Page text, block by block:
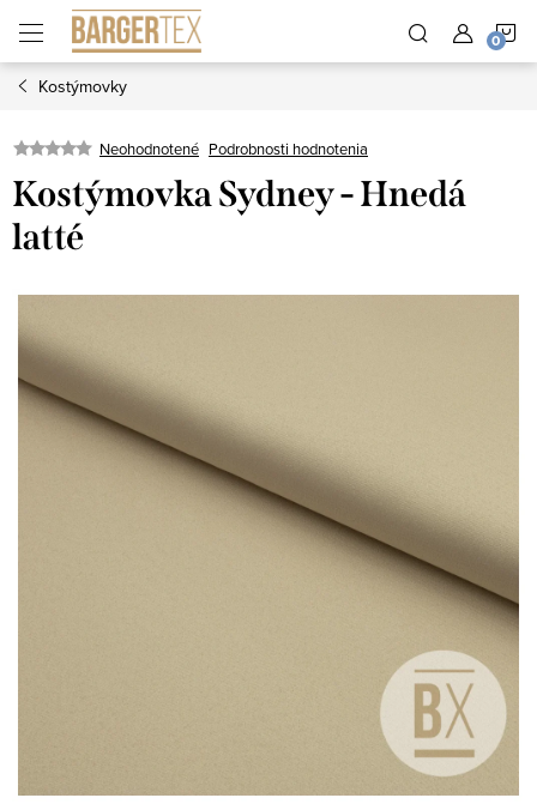
obsah
Kostýmovky
Neohodnotené Podrobnosti hodnotenia
Kostýmovka Sydney - Hnedá
latté